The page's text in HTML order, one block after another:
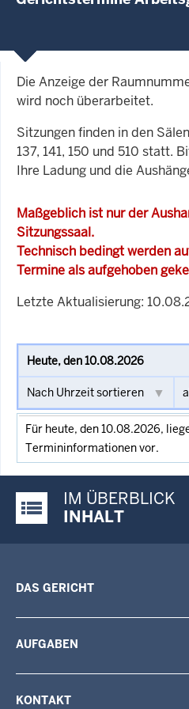
Die Anzeige der
wird noch überarbeitet.
Sitzungen finden in den Sälen
137, 141, 150 und 510 statt.
Ihre Ladung und die
Maßgeblich ist nur der
Sitzungssaal.
Technisch bedingt werden
Termine als aufgehoben
Letzte Aktualisierung:
Für heute, den 10.08.2026,
Termininformationen vor.
Justiz-Portal im
IM ÜBERBLICK
INHALT
DAS GERICHT
AUFGABEN
KONTAKT